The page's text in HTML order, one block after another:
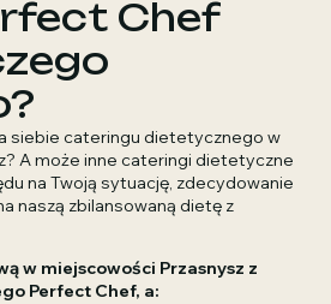
Chef
siebie cateringu dietetycznego w
A może inne cateringi dietetyczne
na Twoją sytuację, zdecydowanie
naszą zbilansowaną dietę z
w miejscowości Przasnysz z
Perfect Chef, a: